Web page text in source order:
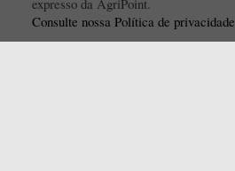
expresso da AgriPoint.
Consulte nossa Política de privacidade